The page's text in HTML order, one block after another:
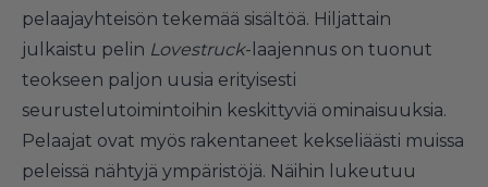
pelaajayhteisön tekemää sisältöä. Hiljattain
julkaistu pelin Lovestruck-laajennus on tuonut
teokseen paljon uusia erityisesti
seurustelutoimintoihin keskittyviä ominaisuuksia.
Pelaajat ovat myös rakentaneet kekseliäästi muissa
peleissä nähtyjä ympäristöjä. Näihin lukeutuu